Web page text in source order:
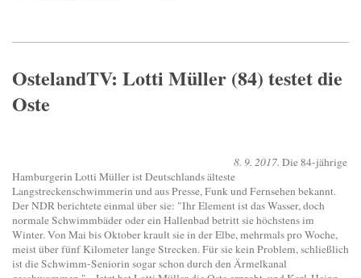
OstelandTV: Lotti Müller (84) testet die
Oste
8. 9. 2017. Die 84-jährige
Hamburgerin Lotti Müller ist Deutschlands älteste
Langstreckenschwimmerin und aus Presse, Funk und Fernsehen bekannt.
Der NDR berichtete einmal über sie: "Ihr Element ist das Wasser, doch
normale Schwimmbäder oder ein Hallenbad betritt sie höchstens im
Winter. Von Mai bis Oktober krault sie in der Elbe, mehrmals pro Woche,
meist über fünf Kilometer lange Strecken. Für sie kein Problem, schließlich
ist die Schwimm-Seniorin sogar schon durch den Ärmelkanal